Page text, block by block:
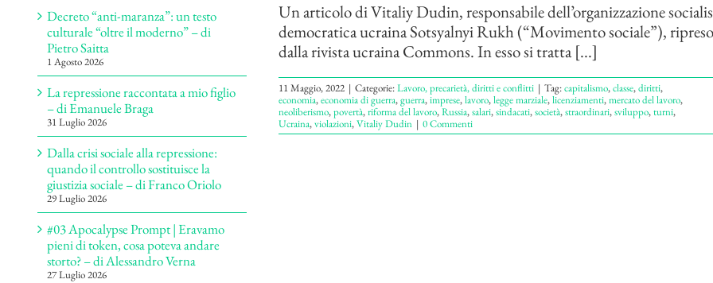
Un articolo di Vitaliy Dudin, responsabile dell’organizzazione
democratica ucraina Sotsyalnyi Rukh (“Movimento sociale”),
dalla rivista ucraina Commons. In esso si tratta [...]
11 Maggio, 2022 | Categorie:Lavoro, precarietà, diritti e conflitti | Tag:capitalismo,classe,diritti,
economia,economia di guerra,guerra,imprese,lavoro,legge marziale,licenziamenti,mercato del lavoro,
neoliberismo,povertà,riforma del lavoro,Russia,salari,sindacati,società,straordinari,sviluppo,turni,
Ucraina,violazioni,Vitaliy Dudin | 0 Commenti
Decreto “anti-maranza”: un testo
culturale “oltre il moderno” – di
Pietro Saitta
1 Agosto 2026
La repressione raccontata a mio figlio
– di Emanuele Braga
31 Luglio 2026
Dalla crisi sociale alla repressione:
quando il controllo sostituisce la
giustizia sociale – di Franco Oriolo
29 Luglio 2026
#03 Apocalypse Prompt | Eravamo
pieni di token, cosa poteva andare
storto? – di Alessandro Verna
27 Luglio 2026